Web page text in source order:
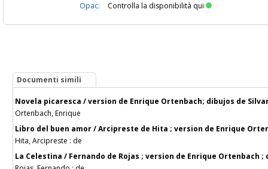
Opac:
Controlla la disponibilità qui
Documenti simili
Novela picaresca / version de Enrique Ortenbach; dibujos de
Ortenbach, Enrique
Libro del buen amor / Arcipreste de Hita ; version de Enrique
Hita, Arcipreste : de
La Celestina / Fernando de Rojas ; version de Enrique Ortenbach